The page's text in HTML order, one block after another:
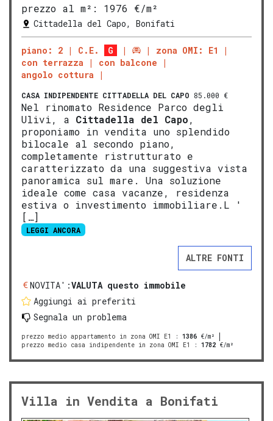
prezzo al m²: 1976 €/m²
Cittadella del Capo, Bonifati
piano: 2 C.E. G
zona OMI: E1
con terrazza
con balcone
angolo cottura
CASA INDIPENDENTE CITTADELLA DEL CAPO 85.000 €
Nel rinomato Residence Parco degli
Ulivi, a Cittadella del Capo,
proponiamo in vendita uno splendido
bilocale al secondo piano,
completamente ristrutturato e
caratterizzato da una suggestiva vista
panoramica sul mare. Una soluzione
ideale come casa vacanze, residenza
estiva o investimento immobiliare.L '
[…]
LEGGI ANCORA
ALTRE FONTI
NOVITA':VALUTA questo immobile
Aggiungi ai preferiti
Segnala un problema
prezzo medio appartamento in zona OMI E1 : 1386 €/m²
prezzo medio casa indipendente in zona OMI E1
: 1782 €/m²
Villa in Vendita a Bonifati